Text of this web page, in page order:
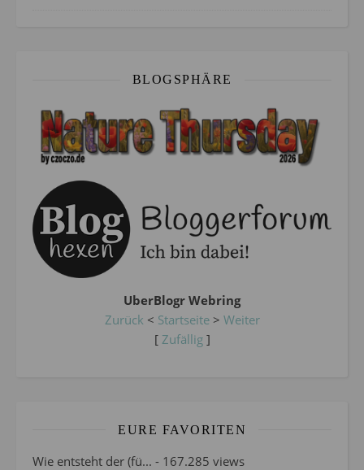
BLOGSPHÄRE
UberBlogr Webring
Zurück < Startseite> Weiter
[ Zufällig]
EURE FAVORITEN
Wie entsteht der (fü... - 167.285 views